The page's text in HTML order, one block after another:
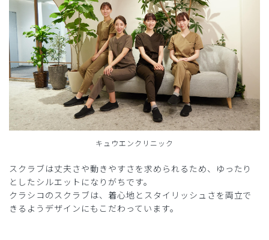
キュウエンクリニック
スクラブは丈夫さや動きやすさを求められるため、ゆったり
としたシルエットになりがちです。
クラシコのスクラブは、着心地とスタイリッシュさを両立で
きるようデザインにもこだわっています。